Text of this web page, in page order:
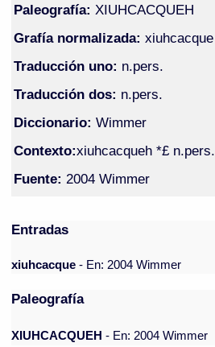
Paleografía: XIUHCACQUEH
Grafía normalizada: xiuhcacque
Traducción uno: n.pers.
Traducción dos: n.pers.
Diccionario: Wimmer
Contexto:xiuhcacqueh *£ n.pers.
Fuente: 2004 Wimmer
Entradas
xiuhcacque- En: 2004 Wimmer
Paleografía
XIUHCACQUEH - En: 2004 Wimmer